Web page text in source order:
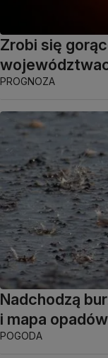
Zrobi się
PROGNOZA
Nadchodzą
i mapa opadów
POGODA